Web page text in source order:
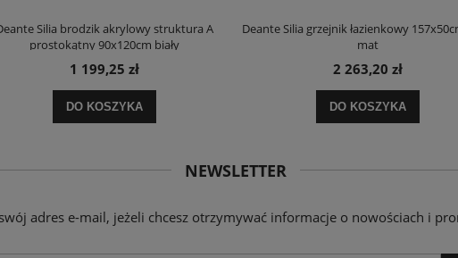
Silia brodzik akrylowy struktura A
prostokątny 90x120cm biały
1 199,25 zł
DO KOSZYKA
Deante Silia grzejnik łazienkowy
mat
2 263,20 zł
DO KOSZYKA
NEWSLETTER
adres e-mail, jeżeli chcesz otrzymywać informacje o nowościach i